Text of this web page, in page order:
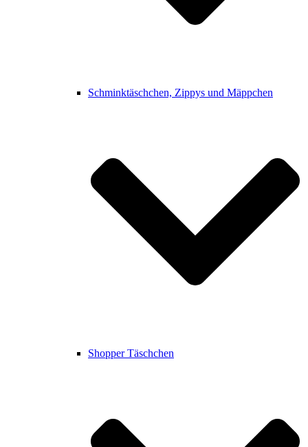
Schminktäschchen, Zippys und Mäppchen
Shopper Täschchen